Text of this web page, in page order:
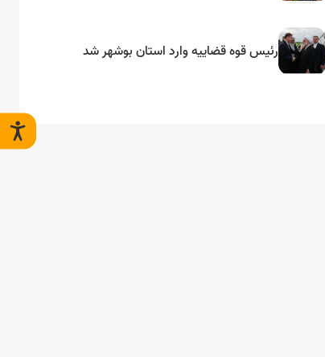
رئیس قوه قضاییه وارد استان بوشهر شد